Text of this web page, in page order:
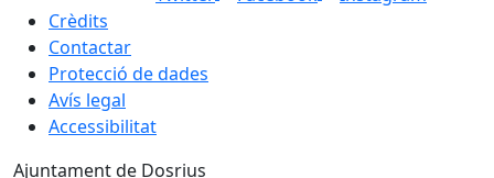
Crèdits
Contactar
Protecció de dades
Avís legal
Accessibilitat
Ajuntament de Dosrius